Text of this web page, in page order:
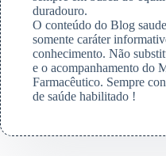
duradouro.
O conteúdo do Blog
somente caráter
conhecimento. Não
e o acompanhamento do
Farmacêutico. Sempre
de saúde habilitado !